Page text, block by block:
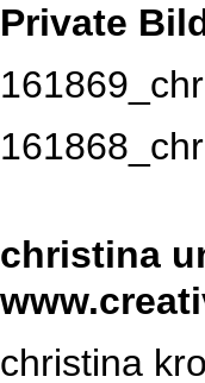
Private
christina
christina